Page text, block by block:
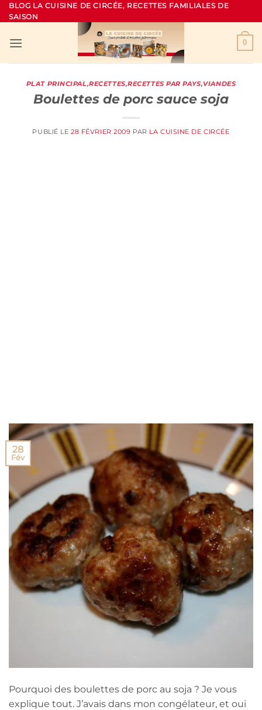
Passer
au
BLOG LA CUISINE DE CIRCÉE, RECETTES FAMILIALES DE
SAISON
0
PLAT PRINCIPAL,RECETTES,RECETTES PAR PAYS,VIANDES
Boulettes de porc sauce soja
PUBLIÉ LE28 FÉVRIER 2009 PAR LA CUISINE DE CIRCÉE
28
Fév
Pourquoi des boulettes de porc au soja ? Je vous
explique tout. J’avais dans mon congélateur, et oui